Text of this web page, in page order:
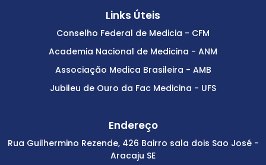
Links Úteis
Conselho Federal de Medicia - CFM
Academia Nacional de Medicina - ANM
Associação Medica Brasileira - AMB
Jubileu de Ouro da Fac Medicina - UFS
Endereço
Rua Guilhermino Rezende, 426 Bairro sala dois Sao José -
Aracaju SE